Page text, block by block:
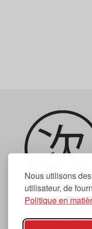
Nous utilisons
utilisateur, de
Politique en
Newsletter